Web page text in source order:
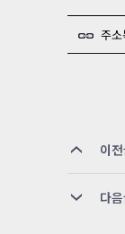
주
이
다